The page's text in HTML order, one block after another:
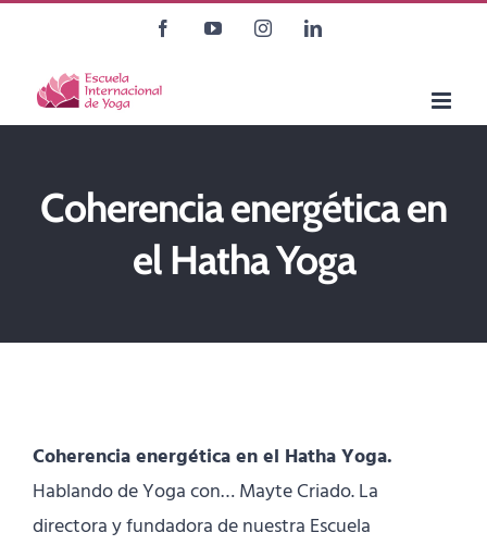
contenido
FacebookYouTubeInstagramLinkedIn
Coherencia energética en
el Hatha Yoga
Coherencia energética en el Hatha Yoga.
Hablando de Yoga con… Mayte Criado. La
directora y fundadora de nuestra Escuela